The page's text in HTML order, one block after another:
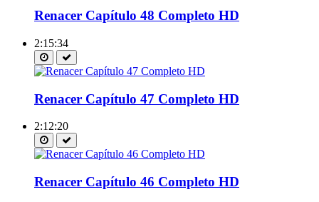
Renacer Capítulo 48 Completo HD
2:15:34
Renacer Capítulo 47 Completo HD
2:12:20
Renacer Capítulo 46 Completo HD